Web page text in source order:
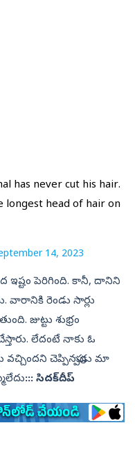
has never cut his hair.
head of hair on
14, 2023
ఇష్టం పెరిగింది. కానీ, దానిని
రెండు సార్లు
జుట్టు శుభ్రం
లేదంటే నాకు ఓ
చెప్పినప్పుడు మా
::: సిదక్‌దీప్‌